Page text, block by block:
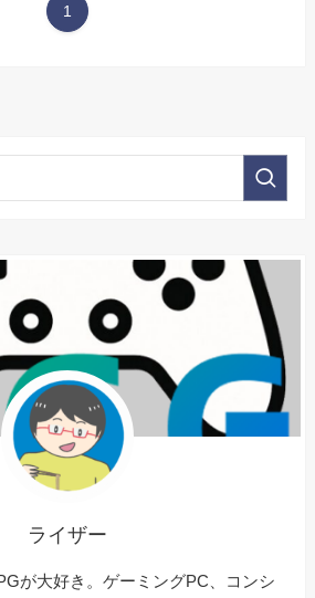
1
ライザー
が大好き。ゲーミングPC、コンシ